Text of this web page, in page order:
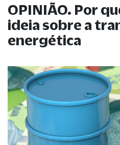
OPINIÃO. Por
ideia sobre a
energética